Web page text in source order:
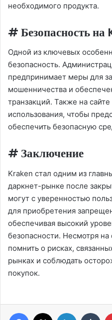
необходимого продукта.
# Безопасность
Одной из ключевых
безопасность.
предпринимает меры для
мошенничества и
транзакций. Также на
использования, чтобы
обеспечить безопасную
# Заключение
Kraken стал одним из
даркнет-рынке после
могут с уверенностью
для приобретения
обеспечивая высокий
безопасности. Несмотря
помнить о рисках,
рынках и соблюдать
покупок.
Facebook Linkedin